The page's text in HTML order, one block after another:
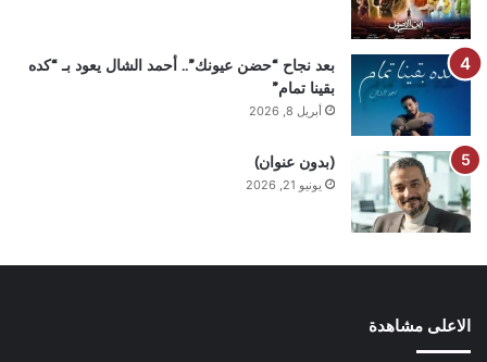
بعد نجاح “حضن عيونك”.. أحمد الشال يعود بـ “كده
بقينا تمام”
أبريل 8, 2026
(بدون عنوان)
يونيو 21, 2026
الاعلى مشاهدة